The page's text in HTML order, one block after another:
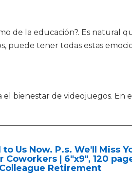
de la educación?. Es natural
puede tener todas estas
el bienestar de videojuegos. En
to Us Now. P.s. We'll Miss
Coworkers | 6"x9", 120
Retirement